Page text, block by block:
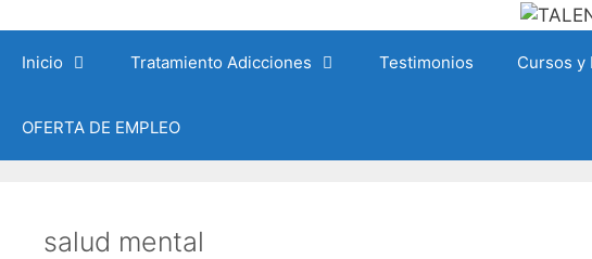
contenido
Inicio Tratamiento Adicciones Testimonios Cursos y
OFERTA DE EMPLEO
salud mental